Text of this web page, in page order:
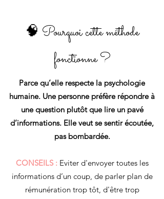
🧠 Pourquoi cette méthode
fonctionne ?
Parce qu’elle respecte la psychologie
humaine. Une personne préfère répondre à
une question plutôt que lire un pavé
d’informations. Elle veut se sentir écoutée,
pas bombardée.
CONSEILS :Eviter d'envoyer toutes les
informations d’un coup, de parler plan de
rémunération trop tôt, d'être trop